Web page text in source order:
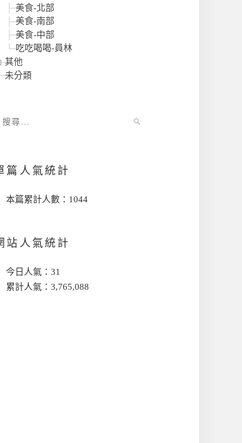
美食-北部
美食-南部
美食-中部
吃吃喝喝-員林
其他
未分類
篇人氣統計
本篇累計人數： 1044
站人氣統計
今日人氣： 31
累計人氣： 3,765,088